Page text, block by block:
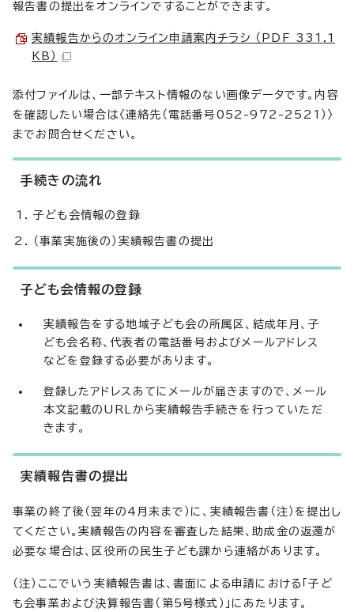
報告書の提出をオンラインですることができます。
実績報告からのオンライン申請案内チラシ （PDF 331.1
KB）
添付ファイルは、一部テキスト情報のない画像データです。内容
を確認したい場合は〈連絡先（電話番号052-972-2521）〉
までお問合せください。
手続きの流れ
子ども会情報の登録
（事業実施後の）実績報告書の提出
子ども会情報の登録
実績報告をする地域子ども会の所属区、結成年月、子
ども会名称、代表者の電話番号およびメールアドレス
などを登録する必要があります。
登録したアドレスあてにメールが届きますので、メール
本文記載のURLから実績報告手続きを行っていただ
きます。
実績報告書の提出
事業の終了後（翌年の4月末まで）に、実績報告書（注）を提出し
てください。実績報告の内容を審査した結果、助成金の返還が
必要な場合は、区役所の民生子ども課から連絡があります。
（注）ここでいう実績報告書は、書面による申請における「子ど
も会事業および決算報告書（第5号様式）」にあたります。